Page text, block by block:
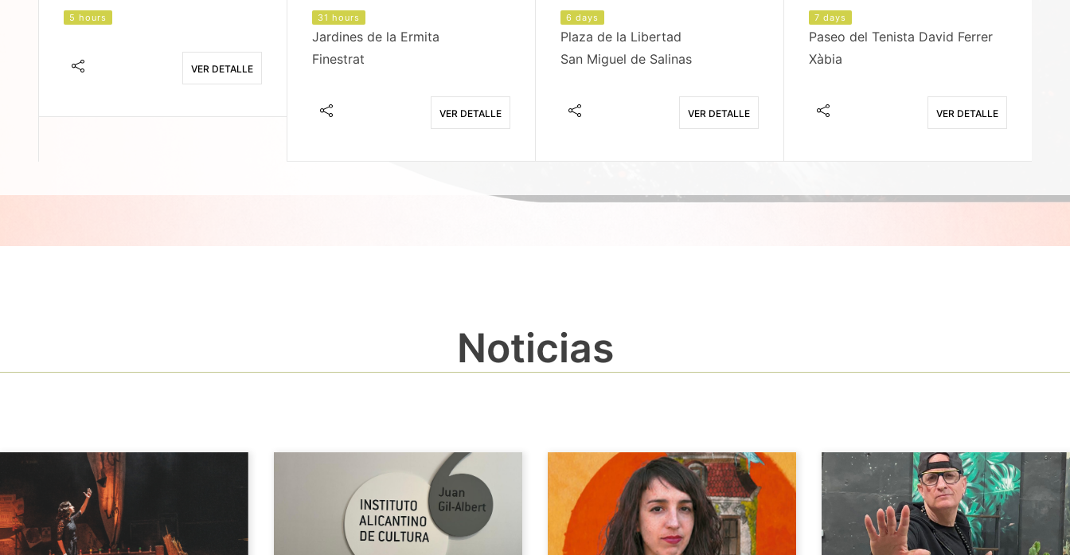
5 hours
VER DETALLE
31 hours
Jardines de la Ermita
Finestrat
VER DETALLE
6 days
Plaza de la Libertad
San Miguel de Salinas
VER DETALLE
7 days
Paseo del Tenista David Ferrer
Xàbia
VER DETALLE
Noticias